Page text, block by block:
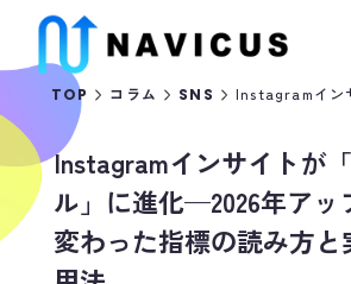
TOP コラム SNS Instagramイン
Instagramインサイトが
ル」に進化—2026年アッ
変わった指標の読み方と